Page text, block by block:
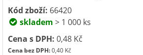
Kód zboží: 66420
skladem > 1 000 ks
Cena s DPH: 0,48 Kč
Cena bez DPH:0,40 Kč